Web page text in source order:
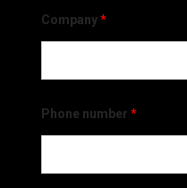
Company*
Phone number *